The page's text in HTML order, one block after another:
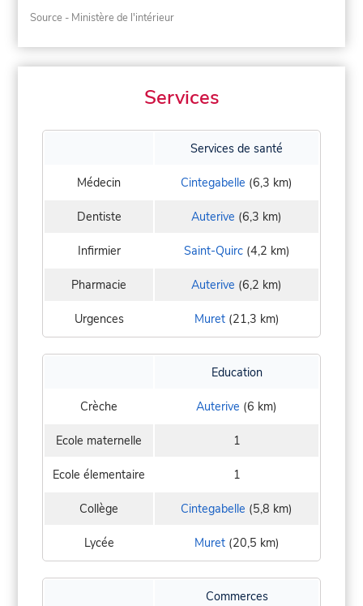
Source - Ministère de l'intérieur
Services
Services de santé
Médecin Cintegabelle (6,3 km)
Dentiste Auterive (6,3 km)
Infirmier Saint-Quirc(4,2 km)
Pharmacie Auterive (6,2 km)
Urgences Muret(21,3 km)
Education
Crèche Auterive (6 km)
Ecole maternelle 1
Ecole élementaire 1
Collège Cintegabelle (5,8 km)
Lycée Muret(20,5 km)
Commerces